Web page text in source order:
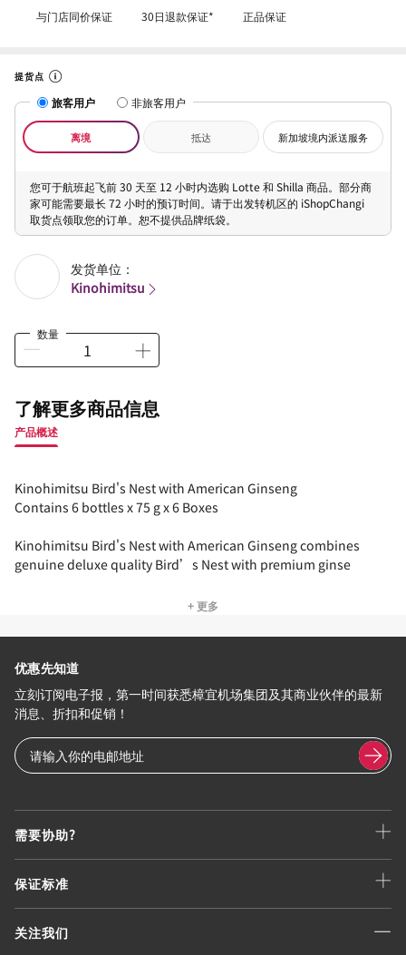
与门店同价保证 30日退款保证* 正品保证
提货点
旅客用户 非旅客用户
离境 抵达 新加坡境内派送服务
您可于航班起飞前 30 天至 12 小时内选购 Lotte 和 Shilla 商品。部分商
家可能需要最长 72 小时的预订时间。请于出发转机区的 iShopChangi
取货点领取您的订单。恕不提供品牌纸袋。
发货单位：
Kinohimitsu
数量
了解更多商品信息
产品概述
Kinohimitsu Bird's Nest with American Ginseng
Contains 6 bottles x 75 g x 6 Boxes
Kinohimitsu Bird's Nest with American Ginseng combines
genuine deluxe quality Bird’s Nest with premium ginse
+ 更多
需要协助?
保证标准
关注我们
优惠先知道
立刻订阅电子报，第一时间获悉樟宜机场集团及其商业伙伴的最新
消息、折扣和促销！